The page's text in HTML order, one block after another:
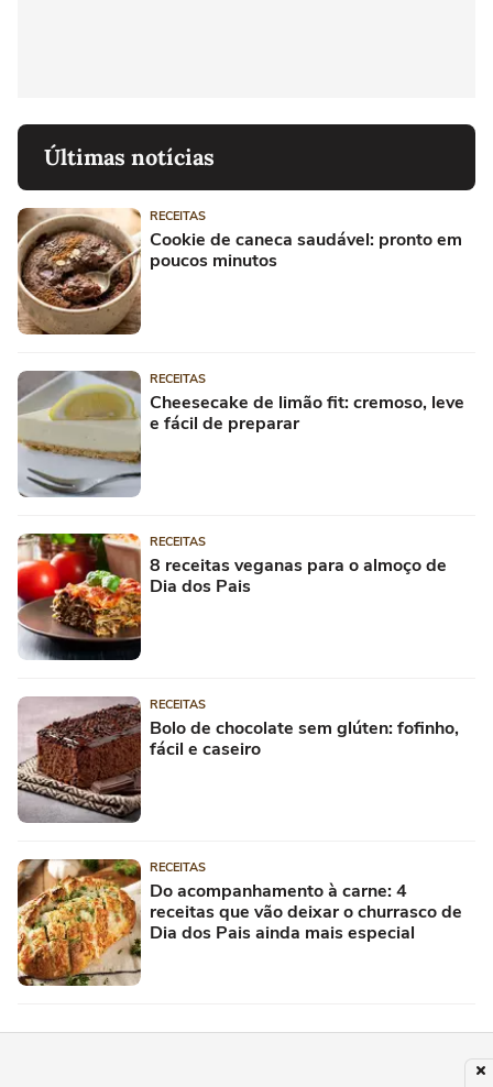
Últimas notícias
RECEITAS
Cookie de caneca saudável: pronto em
poucos minutos
RECEITAS
Cheesecake de limão fit: cremoso, leve
e fácil de preparar
RECEITAS
8 receitas veganas para o almoço de
Dia dos Pais
RECEITAS
Bolo de chocolate sem glúten: fofinho,
fácil e caseiro
RECEITAS
Do acompanhamento à carne: 4
receitas que vão deixar o churrasco de
Dia dos Pais ainda mais especial